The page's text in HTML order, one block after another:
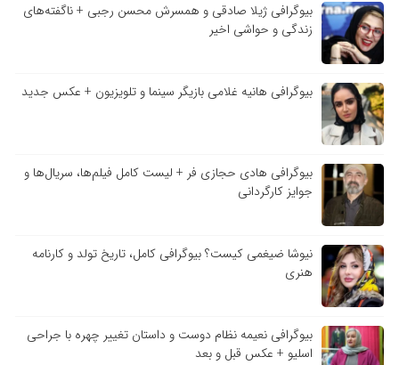
بیوگرافی ژیلا صادقی و همسرش محسن رجبی + ناگفته‌های
زندگی و حواشی اخیر
بیوگرافی هانیه غلامی بازیگر سینما و تلویزیون + عکس جدید
بیوگرافی هادی حجازی فر + لیست کامل فیلم‌ها، سریال‌ها و
جوایز کارگردانی
نیوشا ضیغمی کیست؟ بیوگرافی کامل، تاریخ تولد و کارنامه
هنری
بیوگرافی نعیمه نظام دوست و داستان تغییر چهره با جراحی
اسلیو + عکس قبل و بعد